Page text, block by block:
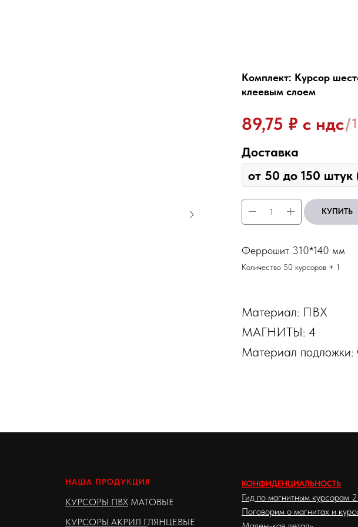
Комплект: Курсор
клеевым слоем
89,75 ₽ с ндс/
Доставка
КУПИТЬ
Феррошит 310*140 мм
Количество 50 курсоров + 1
Материал: ПВХ
МАГНИТЫ: 4
Материал
НАША ПРОДУКЦИЯ
КУРСОРЫ ПВХ МАТОВЫЕ
КУРСОРЫ АКРИЛ ГЛЯНЦЕВЫЕ
КОНФИДЕНЦИАЛЬНОСТЬ
Гид по магнитным курсорам
Поговорим о магнитах и